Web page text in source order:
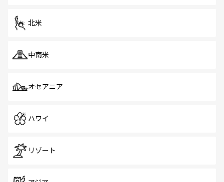
北米
中南米
オセアニア
ハワイ
リゾート